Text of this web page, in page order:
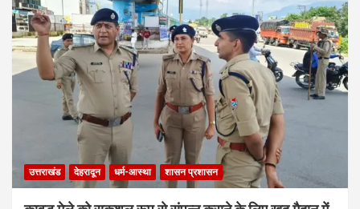
उत्तराखंड देहरादून धर्म-आस्था शासन प्रशासन